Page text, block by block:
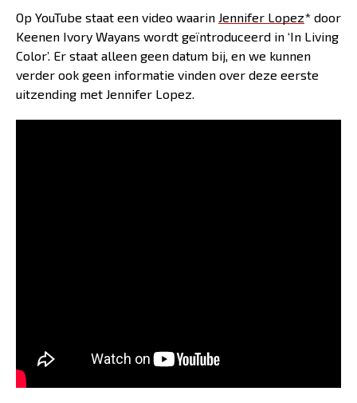
Op YouTube staat een video waarin Jennifer Lopez* door
Keenen Ivory Wayans wordt geïntroduceerd in ‘In Living
Color’. Er staat alleen geen datum bij, en we kunnen
verder ook geen informatie vinden over deze eerste
uitzending met Jennifer Lopez.